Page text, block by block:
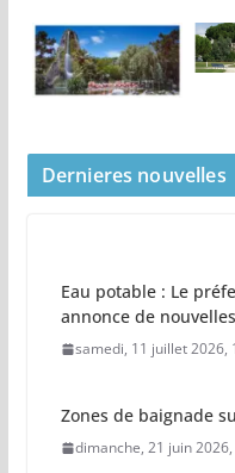
Dernieres nouvelles
Eau potable : Le
annonce de
samedi, 11 juillet 2026,
Zones de baignade
dimanche, 21 juin